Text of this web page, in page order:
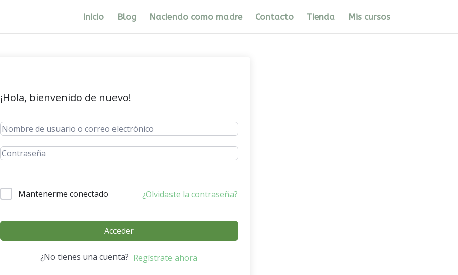
Inicio Blog Naciendo como madre Contacto Tienda Mis cursos
¡Hola, bienvenido de nuevo!
Mantenerme conectado ¿Olvidaste la contraseña?
Acceder
¿No tienes una cuenta? Regístrate ahora